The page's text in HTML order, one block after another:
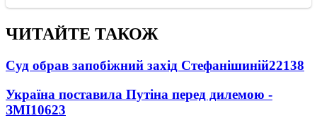
ЧИТАЙТЕ ТАКОЖ
Суд обрав запобіжний захід Стефанішиній22138
Україна поставила Путіна перед дилемою -
ЗМІ10623